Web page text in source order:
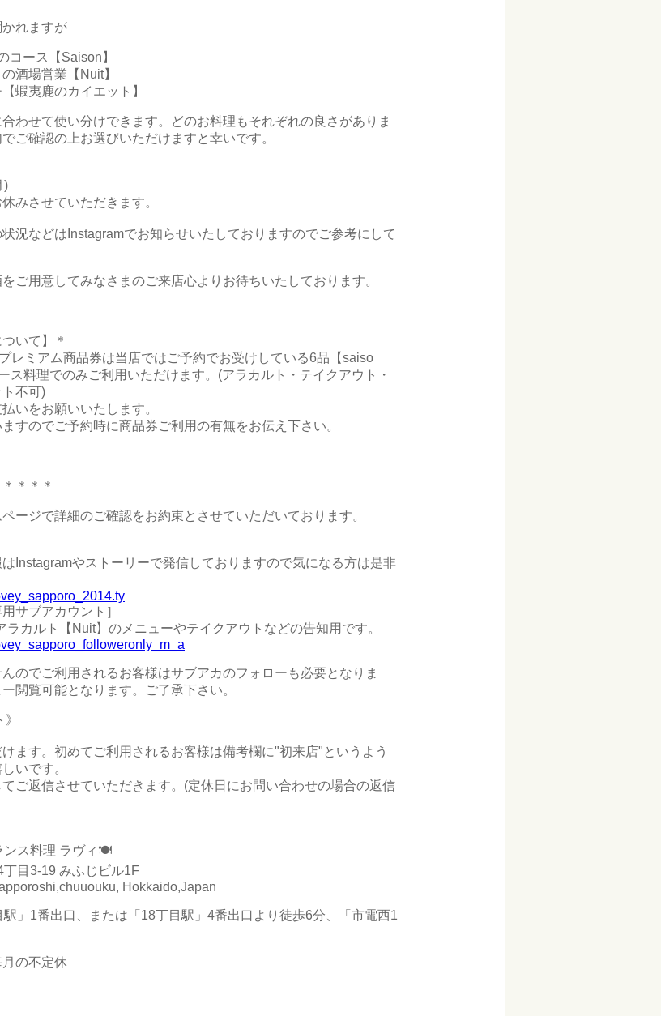
れますが
コース【Saison】
酒場営業【Nuit】
蝦夷鹿のカイエット】
わせて使い分けできます。どのお料理もそれぞれの良さがありま
ご確認の上お選びいただけますと幸いです。
)
みさせていただきます。
況などはInstagramでお知らせいたしておりますのでご参考にして
ご用意してみなさまのご来店心よりお待ちいたしております。
いて】＊
レミアム商品券は当店ではご予約でお受けしている6品【saiso
ス料理でのみご利用いただけます。(アラカルト・テイクアウト・
不可)
いをお願いいたします。
すのでご予約時に商品券ご利用の有無をお伝え下さい。
＊＊＊
ージで詳細のご確認をお約束とさせていただいております。
Instagramやストーリーで発信しておりますので気になる方は是非
サブアカウント］
ラカルト【Nuit】のメニューやテイクアウトなどの告知用です。
のでご利用されるお客様はサブアカのフォローも必要となりま
閲覧可能となります。ご了承下さい。
ます。初めてご利用されるお客様は備考欄に"初来店"というよう
いです。
ご返信させていただきます。(定休日にお問い合わせの場合の返信
ンス料理 ラヴィ🍽️
目3-19 みふじビル1F
Hokkaido,Japan
駅」1番出口、または「18丁目駅」4番出口より徒歩6分、「市電西1
月の不定休